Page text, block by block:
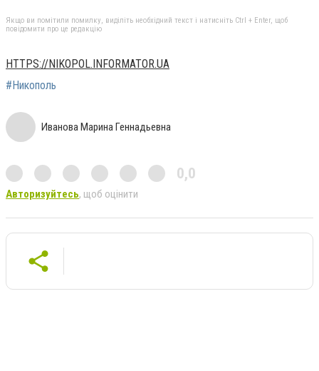
Якщо ви помітили помилку, виділіть необхідний текст і натисніть Ctrl + Enter, щоб
повідомити про це редакцію
HTTPS://NIKOPOL.INFORMATOR.UA
#Никополь
Иванова Марина Геннадьевна
0,0
Авторизуйтесь, щоб оцінити